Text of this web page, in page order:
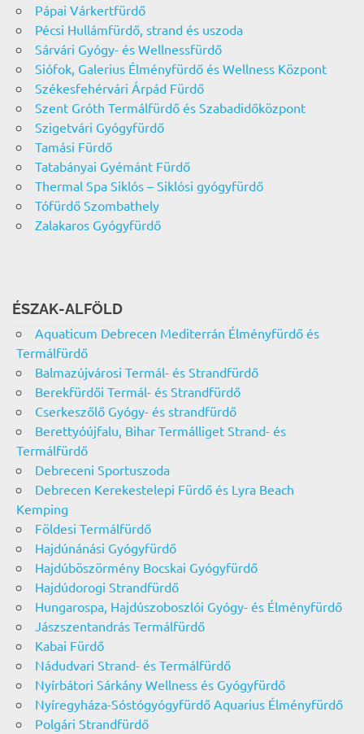
Pápai Várkertfürdő
Pécsi Hullámfürdő, strand és uszoda
Sárvári Gyógy- és Wellnessfürdő
Siófok, Galerius Élményfürdő és Wellness Központ
Székesfehérvári Árpád Fürdő
Szent Gróth Termálfürdő és Szabadidőközpont
Szigetvári Gyógyfürdő
Tamási Fürdő
Tatabányai Gyémánt Fürdő
Thermal Spa Siklós – Siklósi gyógyfürdő
Tófürdő Szombathely
Zalakaros Gyógyfürdő
ÉSZAK-ALFÖLD
Aquaticum Debrecen Mediterrán Élményfürdő és
Termálfürdő
Balmazújvárosi Termál- és Strandfürdő
Berekfürdői Termál- és Strandfürdő
Cserkeszőlő Gyógy- és strandfürdő
Berettyóújfalu, Bihar Termálliget Strand- és
Termálfürdő
Debreceni Sportuszoda
Debrecen Kerekestelepi Fürdő és Lyra Beach
Kemping
Földesi Termálfürdő
Hajdúnánási Gyógyfürdő
Hajdúböszörmény Bocskai Gyógyfürdő
Hajdúdorogi Strandfürdő
Hungarospa, Hajdúszoboszlói Gyógy- és Élményfürdő
Jászszentandrás Termálfürdő
Kabai Fürdő
Nádudvari Strand- és Termálfürdő
Nyírbátori Sárkány Wellness és Gyógyfürdő
Nyíregyháza-Sóstógyógyfürdő Aquarius Élményfürdő
Polgári Strandfürdő